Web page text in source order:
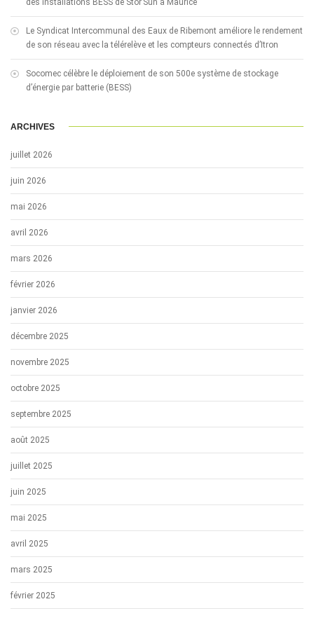
des installations BESS de Stor’Sun à Maurice
Le Syndicat Intercommunal des Eaux de Ribemont améliore le rendement
de son réseau avec la télérelève et les compteurs connectés d’Itron
Socomec célèbre le déploiement de son 500e système de stockage
d’énergie par batterie (BESS)
ARCHIVES
juillet 2026
juin 2026
mai 2026
avril 2026
mars 2026
février 2026
janvier 2026
décembre 2025
novembre 2025
octobre 2025
septembre 2025
août 2025
juillet 2025
juin 2025
mai 2025
avril 2025
mars 2025
février 2025